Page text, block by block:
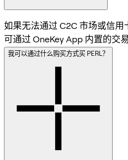
如果无法通过 C2C 市场或信
可通过 OneKey App 内置的交
我可以通过什么购买方式买 PERL？